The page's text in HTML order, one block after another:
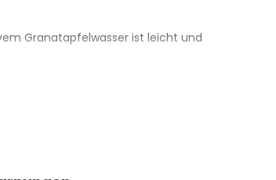
Granatapfelwasser ist leicht und
ist frisch, gleitet angenehm auf der